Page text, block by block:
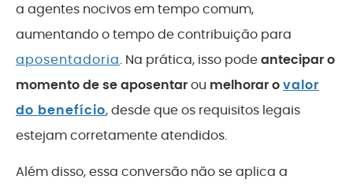
a agentes nocivos em tempo comum,
aumentando o tempo de contribuição para
aposentadoria. Na prática, isso podeantecipar o
momento de se aposentarou melhorar ovalor
do benefício, desde que os requisitos legais
estejam corretamente atendidos.
Além disso, essa conversão não se aplica a